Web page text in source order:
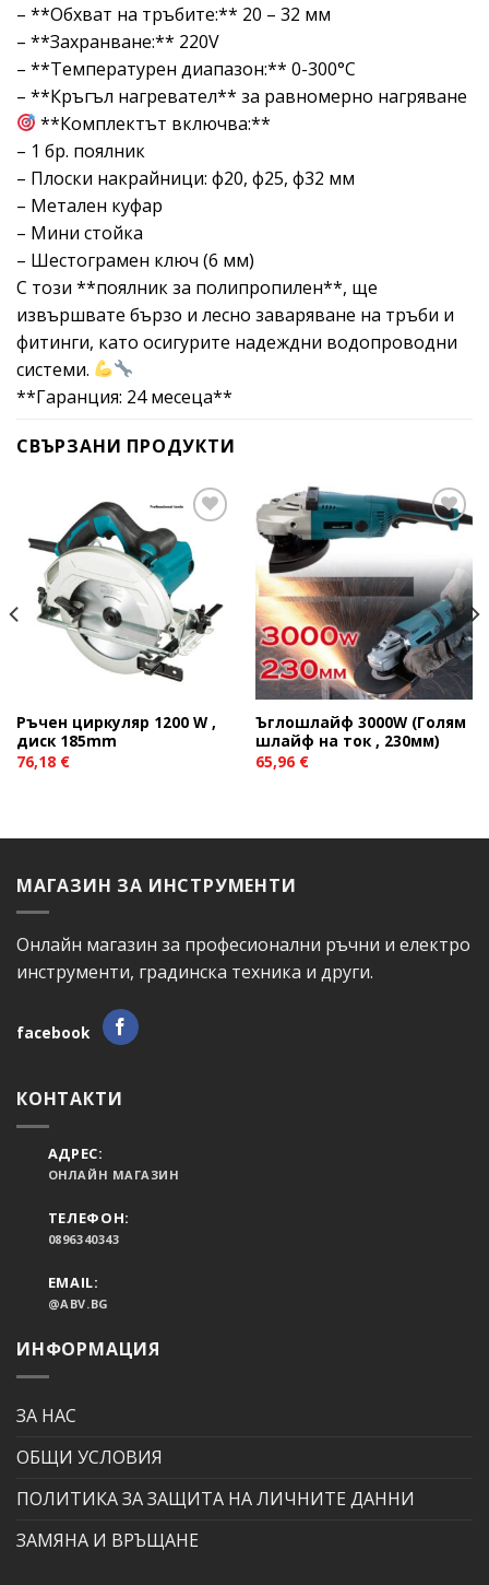
– **Обхват на тръбите:** 20 – 32 мм
– **Захранване:** 220V
– **Температурен диапазон:** 0-300°C
– **Кръгъл нагревател** за равномерно нагряване
**Комплектът включва:**
– 1 бр. поялник
– Плоски накрайници: ф20, ф25, ф32 мм
– Метален куфар
– Мини стойка
– Шестограмен ключ (6 мм)
С този **поялник за полипропилен**, ще
извършвате бързо и лесно заваряване на тръби и
фитинги, като осигурите надеждни водопроводни
системи.
**Гаранция: 24 месеца**
СВЪРЗАНИ ПРОДУКТИ
Add to
wishlist
Ръчен циркуляр 1200 W ,
диск 185mm
76,18 €
Add to
wishlist
Ъглошлайф 3000W (Голям
шлайф на ток , 230мм)
65,96 €
МАГАЗИН ЗА ИНСТРУМЕНТИ
Онлайн магазин за професионални ръчни и електро
инструменти, градинска техника и други.
facebook
КОНТАКТИ
АДРЕС:
ОНЛАЙН МАГАЗИН
ТЕЛЕФОН:
0896340343
EMAIL:
@ABV.BG
ИНФОРМАЦИЯ
ЗА НАС
ОБЩИ УСЛОВИЯ
ПОЛИТИКА ЗА ЗАЩИТА НА ЛИЧНИТЕ ДАННИ
ЗАМЯНА И ВРЪЩАНЕ